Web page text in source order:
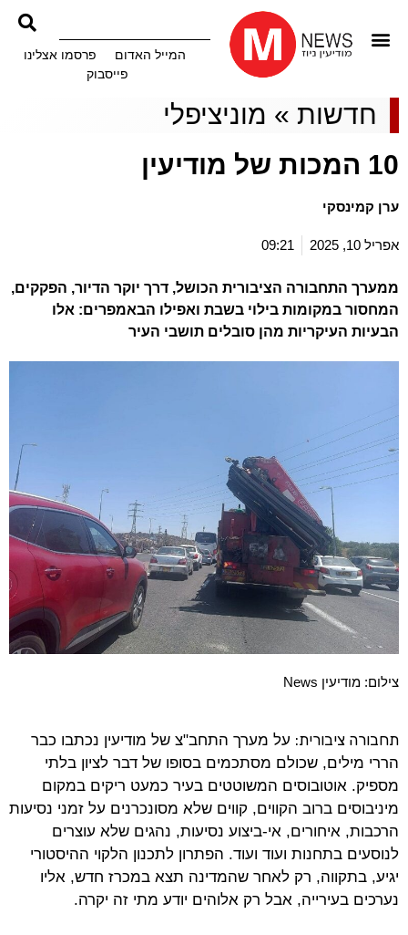
המייל האדום
פרסמו אצלינו
פייסבוק
חדשות» מוניציפלי
10 המכות של מודיעין
ערן קמינסקי
אפריל 10, 2025 09:21
ממערך התחבורה הציבורית הכושל, דרך יוקר הדיור, הפקקים,
המחסור במקומות בילוי בשבת ואפילו הבאמפרים: אלו
הבעיות העיקריות מהן סובלים תושבי העיר
צילום: מודיעין News
תחבורה ציבורית:על מערך התחב"צ של מודיעין נכתבו כבר
הררי מילים, שכולם מסתכמים בסופו של דבר לציון בלתי
מספיק. אוטובוסים המשוטטים בעיר כמעט ריקים במקום
מיניבוסים ברוב הקווים, קווים שלא מסונכרנים על זמני נסיעות
הרכבות, איחורים, אי-ביצוע נסיעות, נהגים שלא עוצרים
לנוסעים בתחנות ועוד ועוד. הפתרון לתכנון הלקוי ההיסטורי
יגיע, בתקווה, רק לאחר שהמדינה תצא במכרז חדש, אליו
נערכים בעירייה, אבל רק אלוהים יודע מתי זה יקרה.